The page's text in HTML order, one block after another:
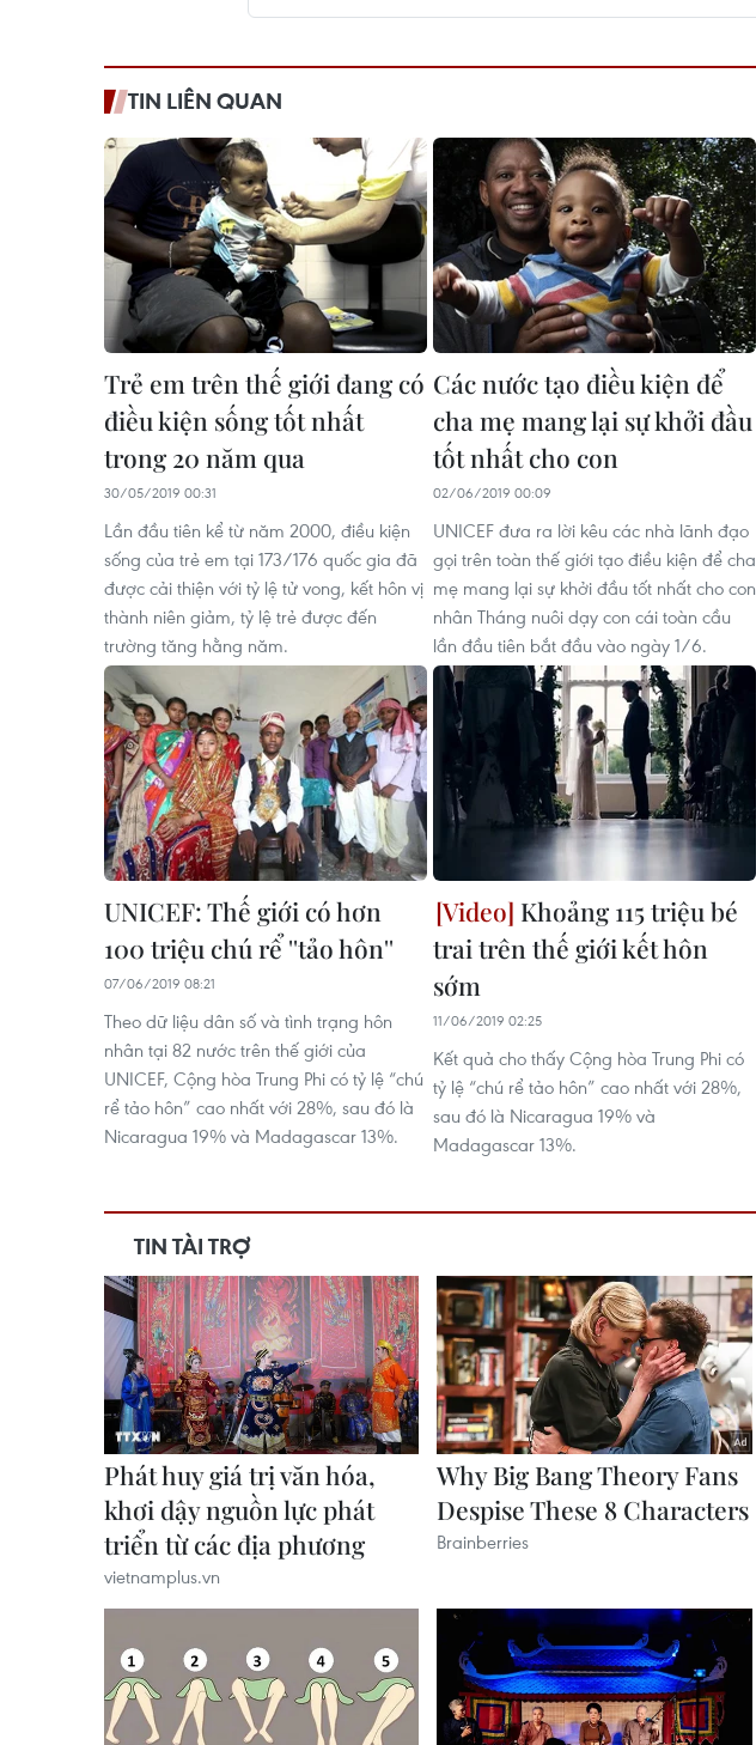
TIN LIÊN QUAN
Trẻ em trên thế giới đang có
điều kiện sống tốt nhất
trong 20 năm qua
30/05/2019 00:31
Lần đầu tiên kể từ năm 2000, điều kiện
sống của trẻ em tại 173/176 quốc gia đã
được cải thiện với tỷ lệ tử vong, kết hôn vị
thành niên giảm, tỷ lệ trẻ được đến
trường tăng hằng năm.
Các nước tạo điều kiện để
cha mẹ mang lại sự khởi đầu
tốt nhất cho con
02/06/2019 00:09
UNICEF đưa ra lời kêu các nhà lãnh đạo
gọi trên toàn thế giới tạo điều kiện để cha
mẹ mang lại sự khởi đầu tốt nhất cho con
nhân Tháng nuôi dạy con cái toàn cầu
lần đầu tiên bắt đầu vào ngày 1/6.
UNICEF: Thế giới có hơn
100 triệu chú rể ''tảo hôn''
07/06/2019 08:21
Theo dữ liệu dân số và tình trạng hôn
nhân tại 82 nước trên thế giới của
UNICEF, Cộng hòa Trung Phi có tỷ lệ “chú
rể tảo hôn” cao nhất với 28%, sau đó là
Nicaragua 19% và Madagascar 13%.
Khoảng 115 triệu bé
trai trên thế giới kết hôn
sớm
11/06/2019 02:25
Kết quả cho thấy Cộng hòa Trung Phi có
tỷ lệ “chú rể tảo hôn” cao nhất với 28%,
sau đó là Nicaragua 19% và
Madagascar 13%.